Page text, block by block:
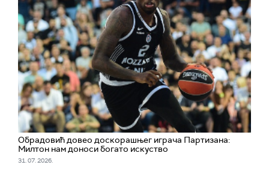
Обрадовић довео доскорашњег играча Партизана:
Милтон нам доноси богато искуство
31. 07. 2026.